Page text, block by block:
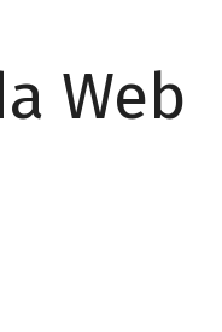
Web